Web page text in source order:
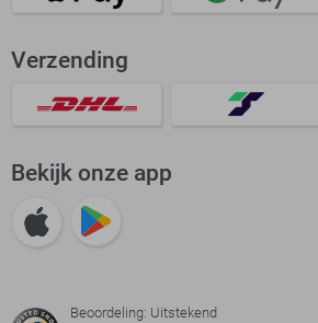
Verzending
Bekijk onze app
Beoordeling: Uitstekend